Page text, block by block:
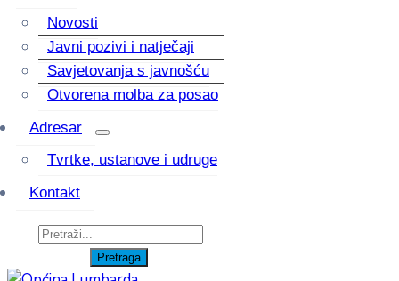
Novosti
Javni pozivi i natječaji
Savjetovanja s javnošću
Otvorena molba za posao
Adresar
Tvrtke, ustanove i udruge
Kontakt